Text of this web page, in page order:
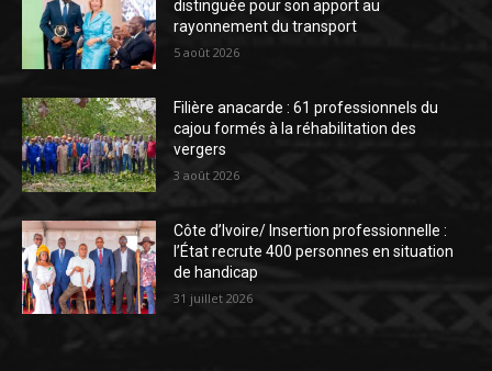
distinguée pour son apport au
rayonnement du transport
5 août 2026
Filière anacarde : 61 professionnels du
cajou formés à la réhabilitation des
vergers
3 août 2026
Côte d’Ivoire/ Insertion professionnelle :
l’État recrute 400 personnes en situation
de handicap
31 juillet 2026